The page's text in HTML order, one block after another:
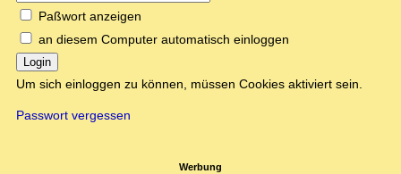
Paßwort anzeigen
an diesem Computer automatisch einloggen
Login
Um sich einloggen zu können, müssen Cookies aktiviert sein.
Passwort vergessen
Werbung